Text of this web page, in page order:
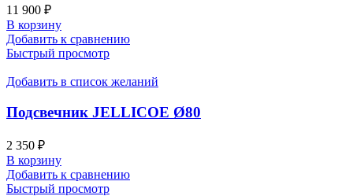
11 900 ₽
В корзину
Добавить к сравнению
Быстрый просмотр
Добавить в список желаний
Подсвечник JELLICOE Ø80
2 350 ₽
В корзину
Добавить к сравнению
Быстрый просмотр